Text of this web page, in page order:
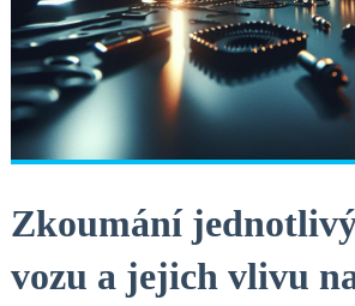
Zkoumání
vozu a jejich vlivu